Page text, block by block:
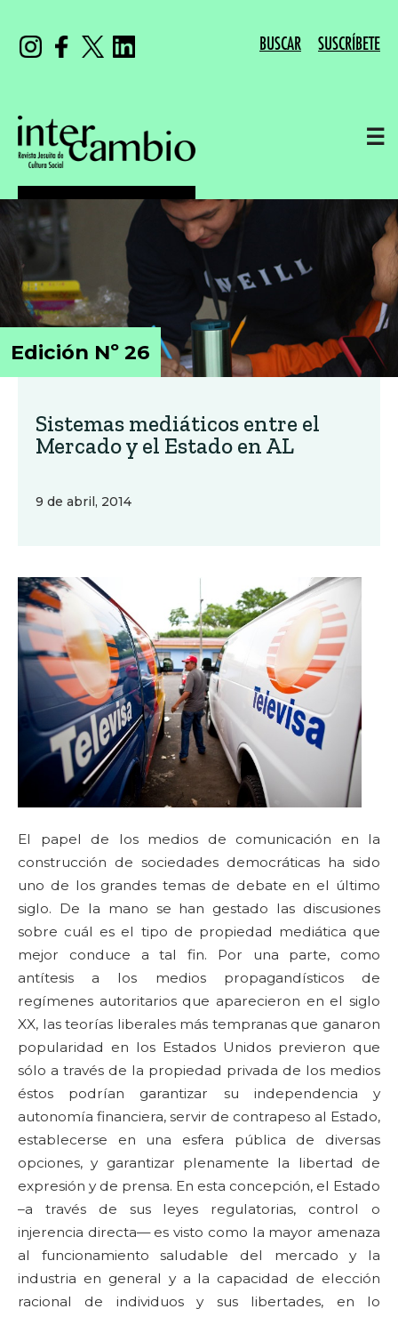
BUSCAR SUSCRÍBETE
☰
Edición Nº 26
Sistemas mediáticos entre el
Mercado y el Estado en AL
9 de abril, 2014
El papel de los medios de comunicación en la
construcción de sociedades democráticas ha sido
uno de los grandes temas de debate en el último
siglo. De la mano se han gestado las discusiones
sobre cuál es el tipo de propiedad mediática que
mejor conduce a tal fin. Por una parte, como
antítesis a los medios propagandísticos de
regímenes autoritarios que aparecieron en el siglo
XX, las teorías liberales más tempranas que ganaron
popularidad en los Estados Unidos previeron que
sólo a través de la propiedad privada de los medios
éstos podrían garantizar su independencia y
autonomía financiera, servir de contrapeso al Estado,
establecerse en una esfera pública de diversas
opciones, y garantizar plenamente la libertad de
expresión y de prensa. En esta concepción, el Estado
–a través de sus leyes regulatorias, control o
injerencia directa— es visto como la mayor amenaza
al funcionamiento saludable del mercado y la
industria en general y a la capacidad de elección
racional de individuos y sus libertades, en lo